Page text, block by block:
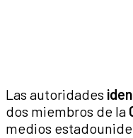
Las autoridades
dos miembros de la
medios